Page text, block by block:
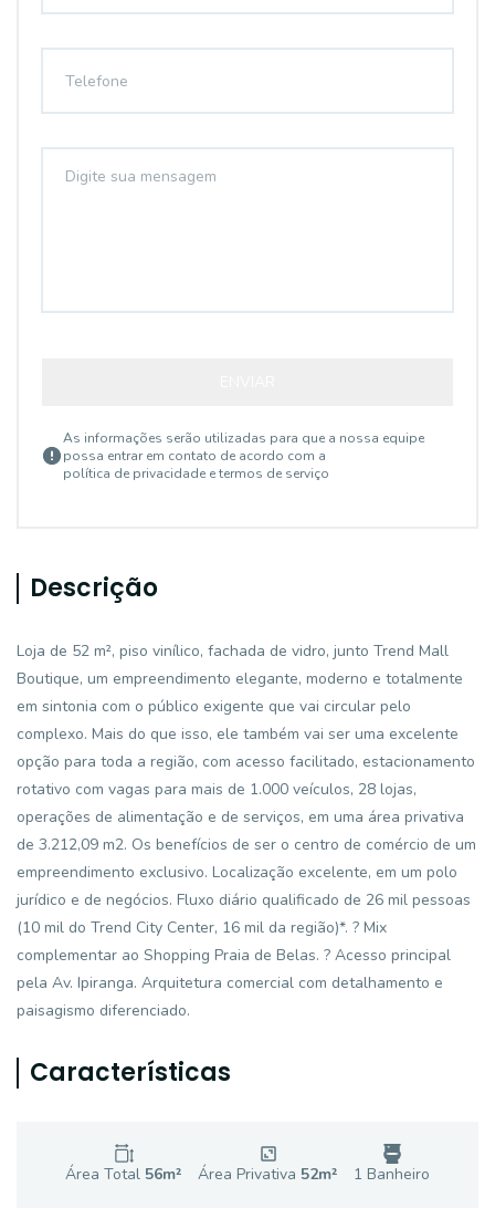
As informações serão utilizadas para que a nossa equipe
possa entrar em contato de acordo com a
política de privacidade e termos de serviço
Descrição
Loja de 52 m², piso vinílico, fachada de vidro, junto Trend Mall
Boutique, um empreendimento elegante, moderno e totalmente
em sintonia com o público exigente que vai circular pelo
complexo. Mais do que isso, ele também vai ser uma excelente
opção para toda a região, com acesso facilitado, estacionamento
rotativo com vagas para mais de 1.000 veículos, 28 lojas,
operações de alimentação e de serviços, em uma área privativa
de 3.212,09 m2. Os benefícios de ser o centro de comércio de um
empreendimento exclusivo. Localização excelente, em um polo
jurídico e de negócios. Fluxo diário qualificado de 26 mil pessoas
(10 mil do Trend City Center, 16 mil da região)*. ? Mix
complementar ao Shopping Praia de Belas. ? Acesso principal
pela Av. Ipiranga. Arquitetura comercial com detalhamento e
paisagismo diferenciado.
Características
Área Total 56m² Área Privativa 52m² 1 Banheiro